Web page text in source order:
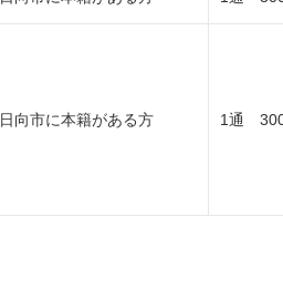
日向市に本籍がある方 1通